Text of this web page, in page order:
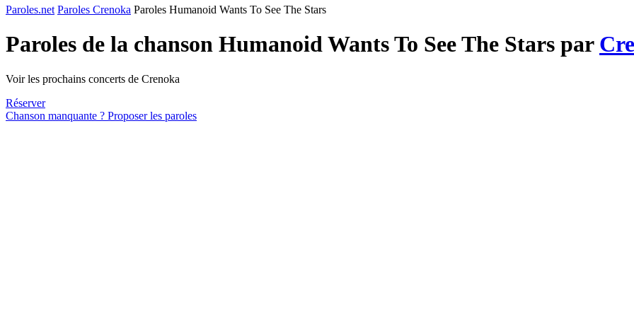
Paroles.net Paroles Crenoka Paroles Humanoid Wants To See The Stars
Paroles de la chanson Humanoid Wants To See The Stars par
Voir les prochains concerts de Crenoka
Réserver
Chanson manquante ? Proposer les paroles